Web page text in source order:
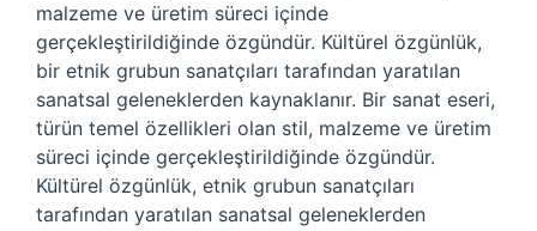
malzeme ve üretim süreci içinde
gerçekleştirildiğinde özgündür. Kültürel özgünlük,
bir etnik grubun sanatçıları tarafından yaratılan
sanatsal geleneklerden kaynaklanır. Bir sanat eseri,
türün temel özellikleri olan stil, malzeme ve üretim
süreci içinde gerçekleştirildiğinde özgündür.
Kültürel özgünlük, etnik grubun sanatçıları
tarafından yaratılan sanatsal geleneklerden